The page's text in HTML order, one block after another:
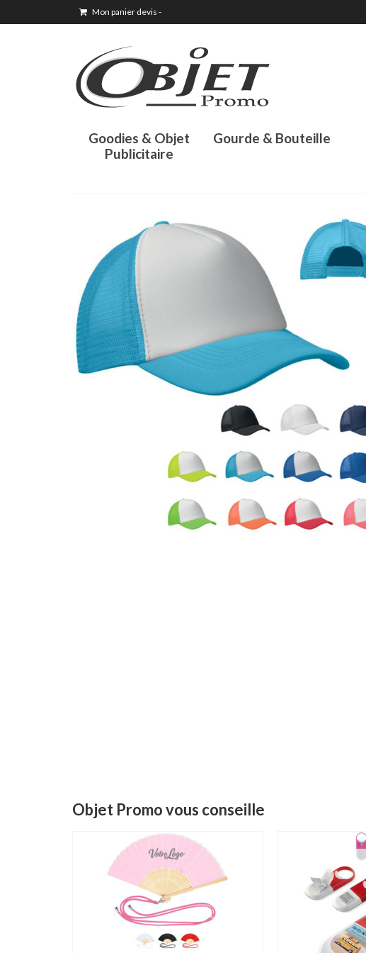
Mon panier devis -
Goodies & Objet
Publicitaire
Gourde & Bouteille
Objet Promo vous conseille